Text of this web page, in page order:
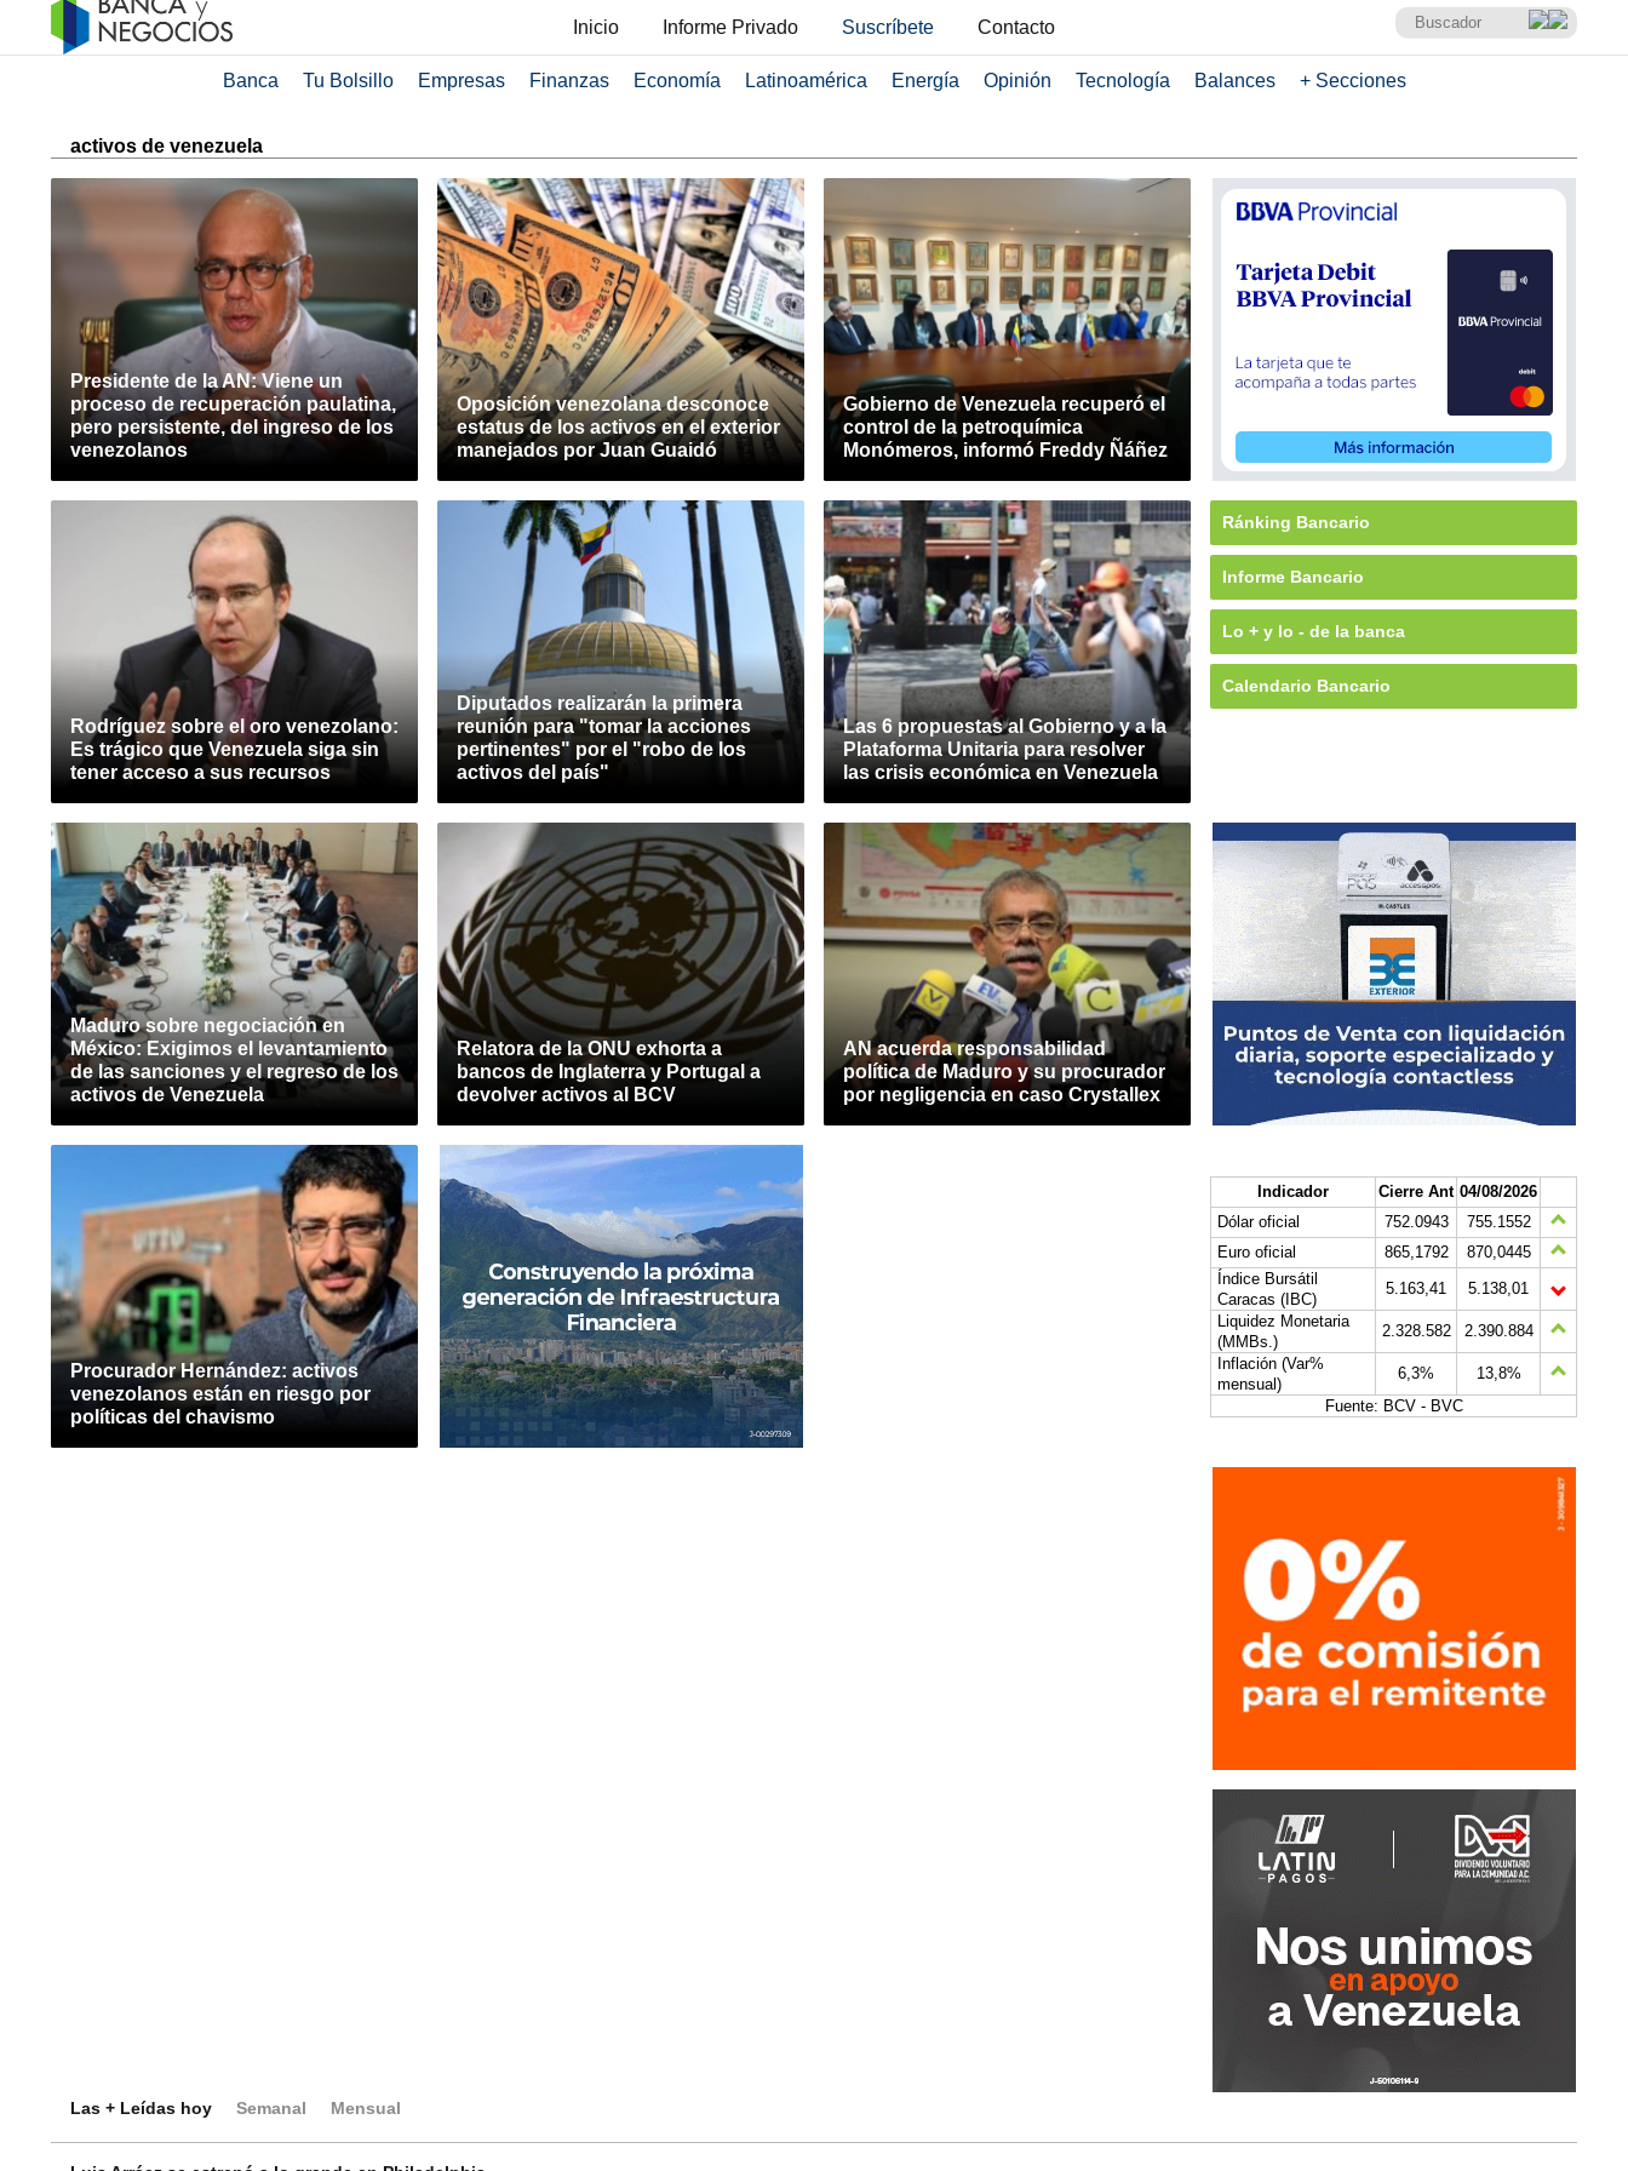
Inicio Informe Privado Suscríbete Contacto
Banca Tu Bolsillo Empresas Finanzas Economía Latinoamérica Energía Opinión Tecnología Balances + Secciones
activos de venezuela
Presidente de la AN: Viene un
proceso de recuperación paulatina,
pero persistente, del ingreso de los
venezolanos
Oposición venezolana desconoce
estatus de los activos en el exterior
manejados por Juan Guaidó
Gobierno de Venezuela recuperó el
control de la petroquímica
Monómeros, informó Freddy Ñáñez
Rodríguez sobre el oro venezolano:
Es trágico que Venezuela siga sin
tener acceso a sus recursos
Diputados realizarán la primera
reunión para "tomar la acciones
pertinentes" por el "robo de los
activos del país"
Las 6 propuestas al Gobierno y a la
Plataforma Unitaria para resolver
las crisis económica en Venezuela
Maduro sobre negociación en
México: Exigimos el levantamiento
de las sanciones y el regreso de los
activos de Venezuela
Relatora de la ONU exhorta a
bancos de Inglaterra y Portugal a
devolver activos al BCV
AN acuerda responsabilidad
política de Maduro y su procurador
por negligencia en caso Crystallex
Procurador Hernández: activos
venezolanos están en riesgo por
políticas del chavismo
Ránking Bancario
Informe Bancario
Lo + y lo - de la banca
Calendario Bancario
Indicador Cierre Ant 04/08/2026
Dólar oficial
752.0943
755.1552
Euro oficial
865,1792
870,0445
Índice Bursátil
Caracas (IBC)
5.163,41
5.138,01
Liquidez Monetaria
(MMBs.)
2.328.582
2.390.884
Inflación (Var%
mensual)
6,3%
13,8%
Fuente: BCV - BVC
Las + Leídas hoy Semanal Mensual